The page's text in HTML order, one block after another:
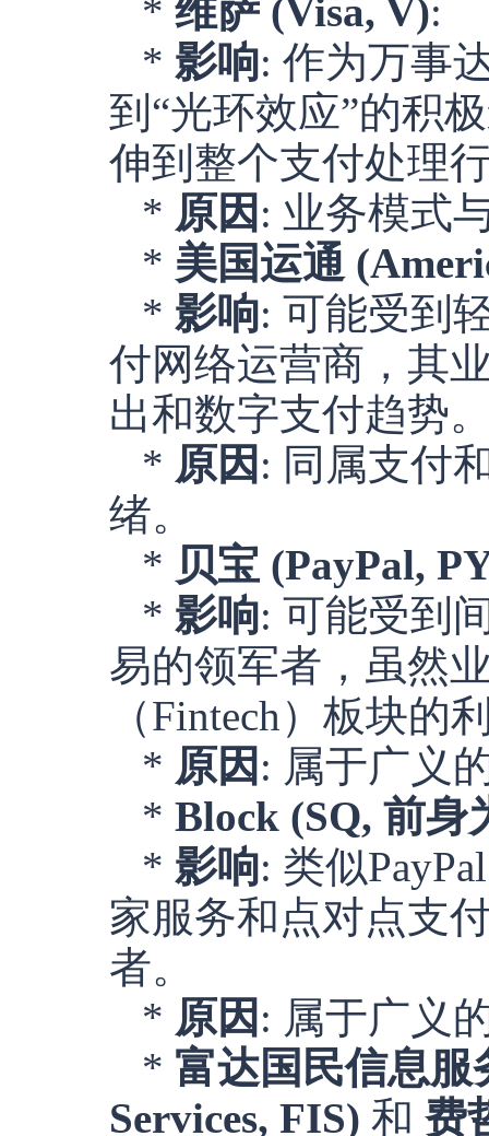
* 维萨 (Visa, V):
* 影响: 作为万事
到“光环效应”的积
伸到整个支付处理
* 原因 : 业务模式
* 美国运通
* 影响: 可能受到
付网络运营商，其
出和数字支付趋势
* 原因 : 同属支付
绪。
* 贝宝 (PayPal,
* 影响: 可能受到
易的领军者，虽然
（Fintech）板块的
* 原因 : 属于广义
* Block (SQ, 前身
* 影响: 类似
家服务和点对点支
者。
* 原因 : 属于广义
* 富达国民信息
Services, FIS) 和 费